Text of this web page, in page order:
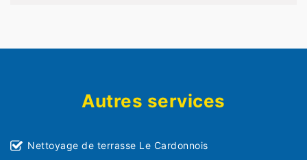
Autres services
Nettoyage de terrasse Le Cardonnois